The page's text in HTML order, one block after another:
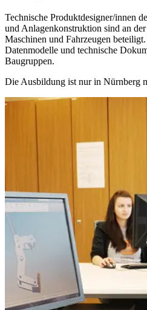
Technische Produktdesigner/innen
und Anlagenkonstruktion sind an
Maschinen und Fahrzeugen
Datenmodelle und technische
Baugruppen.
Die Ausbildung ist nur in Nürnberg